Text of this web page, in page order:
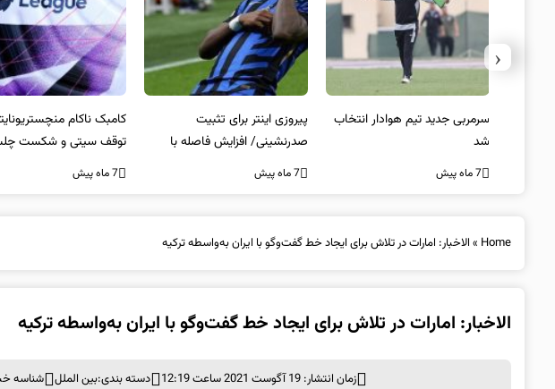
سرمربی جدید تیم هوادار انتخاب
شد
7 ماه پیش
پیروزی اینتر برای تثبیت
صدرنشینی/ افزایش فاصله با
ناپولی
7 ماه پیش
کامبک ناکام
توقف سیتی و شکست
7 ماه پیش
‹
Home
» الاخبار: امارات در تلاش برای ایجاد خط گفت‌و‌گو با ایران به‌واسطه ترکیه
الاخبار: امارات در تلاش برای ایجاد خط گفت‌و‌گو با ایران به‌واسطه ترکیه
زمان انتشار: 19 آگوست 2021 ساعت 12:19 دسته بندی:بین الملل شناسه